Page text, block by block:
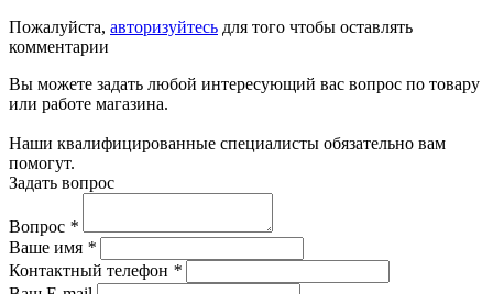
Пожалуйста, авторизуйтесь для того чтобы оставлять
комментарии
Вы можете задать любой интересующий вас вопрос по товару
или работе магазина.
Наши квалифицированные специалисты обязательно вам
помогут.
Задать вопрос
Вопрос *
Ваше имя *
Контактный телефон *